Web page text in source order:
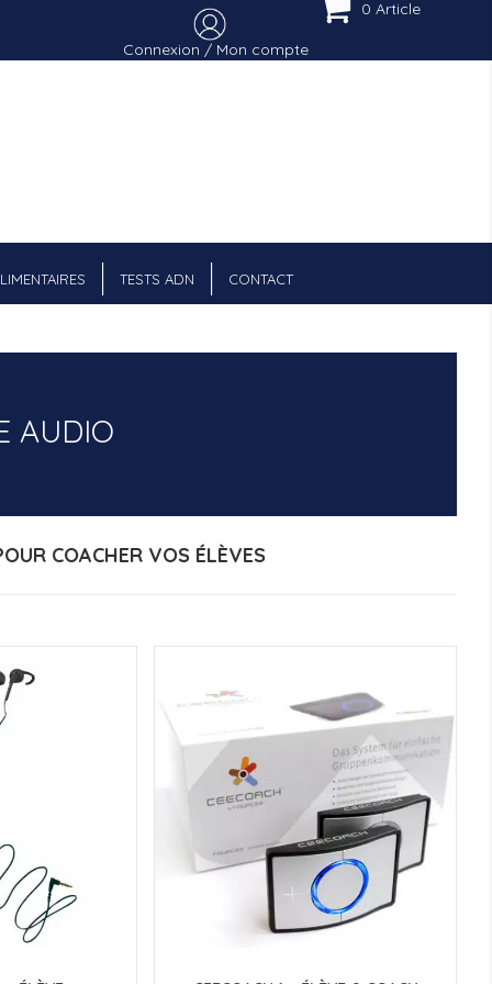
Connexion / Mon compte
0 Article
TESTS ADN CONTACT
AUDIO
COACHER VOS ÉLÈVES